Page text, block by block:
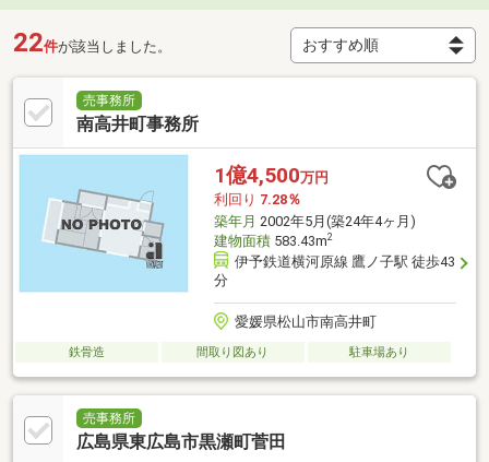
22件が該当しました。
売事務所
南高井町事務所
1億4,500万円
利回り 7.28％
築年月 2002年5月(築24年4ヶ月)
建物面積583.43m2
伊予鉄道横河原線 鷹ノ子駅 徒歩43
分
愛媛県松山市南高井町
鉄骨造 間取り図あり 駐車場あり
売事務所
広島県東広島市黒瀬町菅田